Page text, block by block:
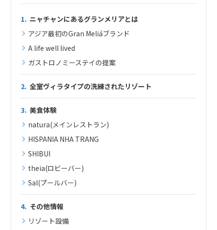
1. ニャチャンにあるグランメリアとは
アジア最初のGran Meliáブランド
A life well lived
ガストロノミーステイの提案
2. 全室ヴィラタイプの洗練されたリゾート
3. 美食体験
natura(メインレストラン)
HISPANIA NHA TRANG
SHIBUI
theia(ロビーバー)
Sal(プールバー)
4. その他情報
リゾート設備